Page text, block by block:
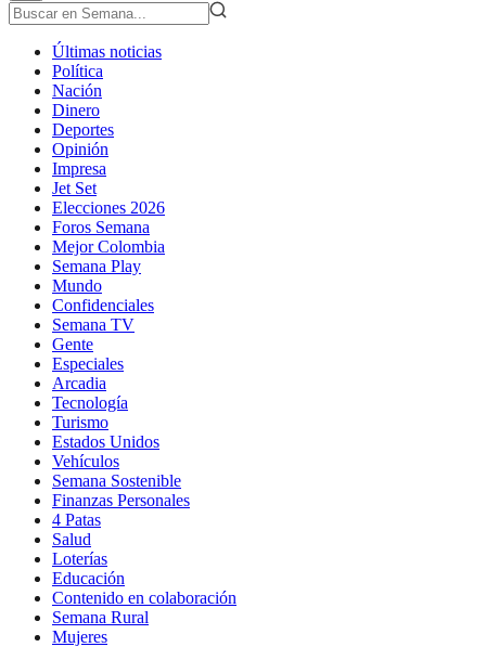
Últimas noticias
Política
Nación
Dinero
Deportes
Opinión
Impresa
Jet Set
Elecciones 2026
Foros Semana
Mejor Colombia
Semana Play
Mundo
Confidenciales
Semana TV
Gente
Especiales
Arcadia
Tecnología
Turismo
Estados Unidos
Vehículos
Semana Sostenible
Finanzas Personales
4 Patas
Salud
Loterías
Educación
Contenido en colaboración
Semana Rural
Mujeres